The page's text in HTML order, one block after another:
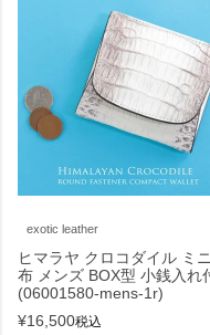
exotic leather
ヒマラヤ クロコダイル ミ
布 メンズ BOX型 小銭入れ
(06001580-mens-1r)
¥16,500税込